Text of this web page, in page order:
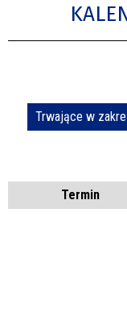
Szukana fraza
Kategoria
Trwające w
Termin